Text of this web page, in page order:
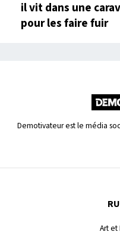
il vit dans une
pour les faire fuir
Demotivateur est le média
Art